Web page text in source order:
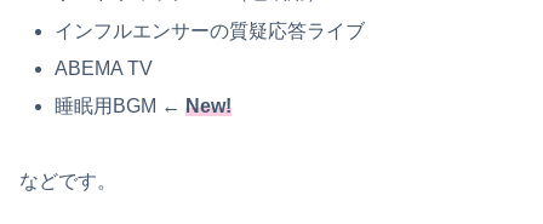
インフルエンサーの質疑応答ライブ
ABEMA TV
睡眠用BGM ←New!
などです。